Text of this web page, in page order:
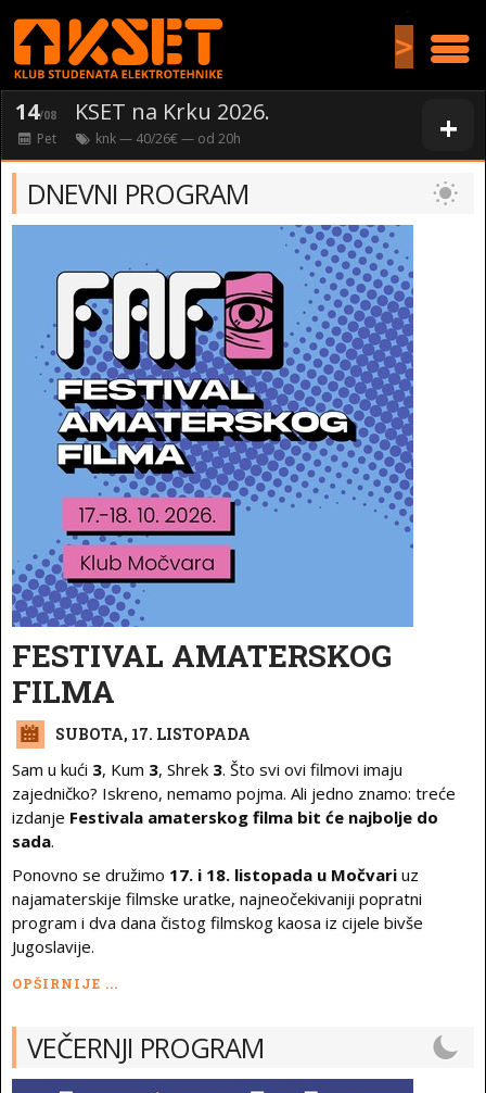
>
+
14/08 KSET na Krku 2026.
Pet knk— 40/26€ — od 20h
DNEVNI PROGRAM
FESTIVAL AMATERSKOG
FILMA
SUBOTA, 17. LISTOPADA
Sam u kući 3, Kum 3, Shrek 3. Što svi ovi filmovi imaju
zajedničko? Iskreno, nemamo pojma. Ali jedno znamo: treće
izdanje Festivala amaterskog filma bit će najbolje do
sada.
Ponovno se družimo 17. i 18. listopada u Močvari uz
najamaterskije filmske uratke, najneočekivaniji popratni
program i dva dana čistog filmskog kaosa iz cijele bivše
Jugoslavije.
OPŠIRNIJE ...
VEČERNJI PROGRAM